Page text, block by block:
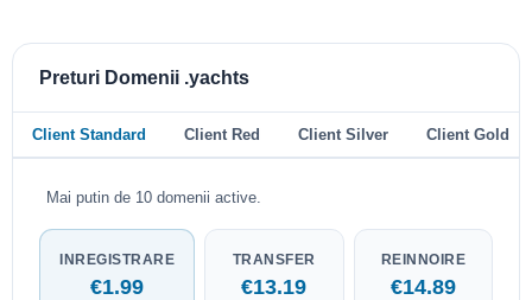
Preturi Domenii .yachts
Client Standard Client Red Client Silver Client Gold
Mai putin de 10 domenii active.
INREGISTRARE
€1.99
TRANSFER
€13.19
REINNOIRE
€14.89